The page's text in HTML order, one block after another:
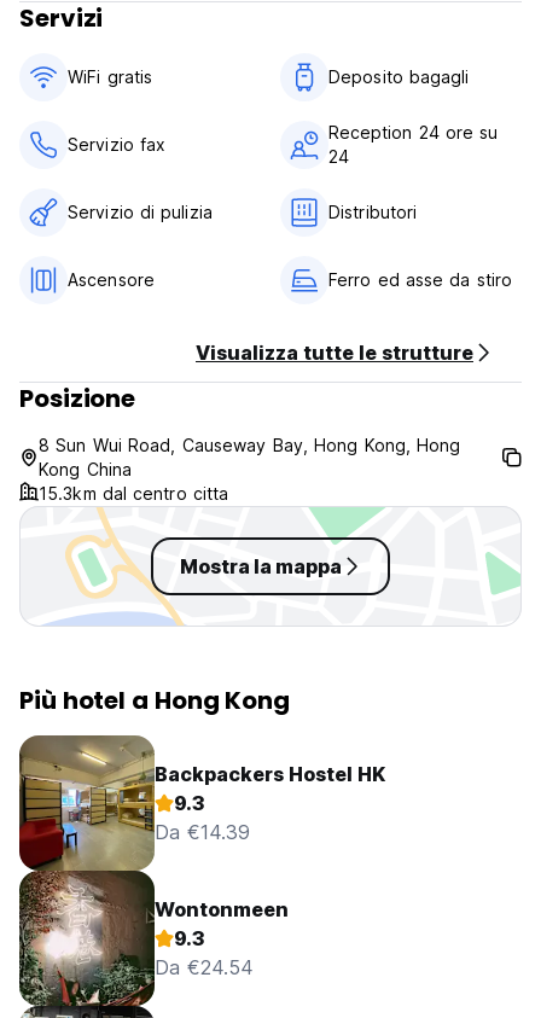
Servizi
WiFi gratis Deposito bagagli
Servizio fax
Reception 24 ore su
24
Servizio di pulizia Distributori
Ascensore Ferro ed asse da stiro
Visualizza tutte le strutture
Posizione
8 Sun Wui Road, Causeway Bay, Hong Kong, Hong
Kong China
15.3km dal centro citta
Mostra la mappa
Più hotel a Hong Kong
Backpackers Hostel HK
9.3
Da €14.39
Wontonmeen
9.3
Da €24.54